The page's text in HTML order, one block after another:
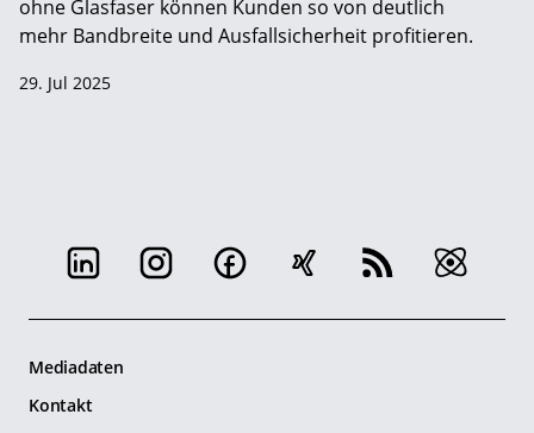
ohne Glasfaser können Kunden so von deutlich
mehr Bandbreite und Ausfallsicherheit profitieren.
29. Jul 2025
Mediadaten
Kontakt